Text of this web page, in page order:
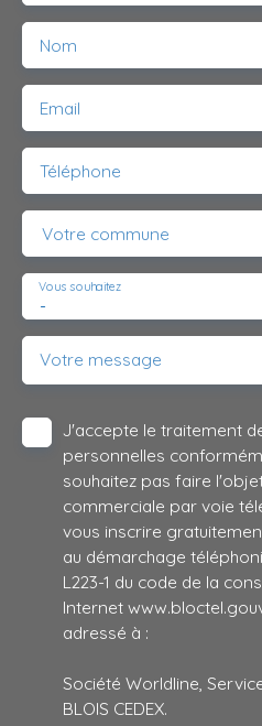
Nom
Email
Téléphone
Votre commune
-
Vous souhaitez
Votre message
J'accepte le traitement
personnelles
souhaitez pas faire
commerciale par voie
vous inscrire
au démarchage
L223-1 du code de la
Internet
adressé à :
Société Worldline, Service
BLOIS CEDEX.